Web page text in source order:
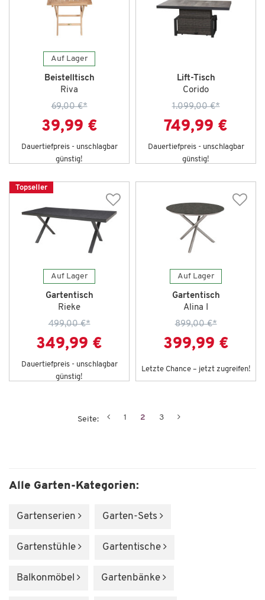
Auf Lager
Beistelltisch
Riva
69,00 €*
39,99 €
Dauertiefpreis - unschlagbar
günstig!
Lift-Tisch
Corido
1.099,00 €*
749,99 €
Dauertiefpreis - unschlagbar
günstig!
Topseller
Auf Lager
Gartentisch
Rieke
499,00 €*
349,99 €
Dauertiefpreis - unschlagbar
günstig!
Auf Lager
Gartentisch
Alina I
899,00 €*
399,99 €
Letzte Chance – jetzt zugreifen!
Seite: 1 2 3
Alle Garten-Kategorien:
Gartenserien Garten-Sets
Gartenstühle Gartentische
Balkonmöbel Gartenbänke